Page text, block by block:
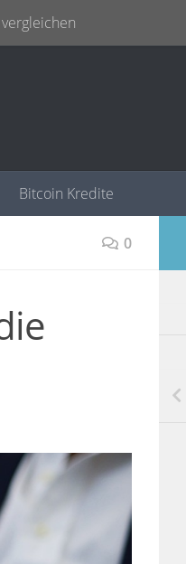
Bitcoin Kredite
0